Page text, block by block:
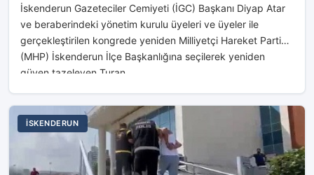
İskenderun Gazeteciler Cemiyeti (İGC) Başkanı Diyap Atar
ve beraberindeki yönetim kurulu üyeleri ve üyeler ile
gerçekleştirilen kongrede yeniden Milliyetçi Hareket Partisi
(MHP) İskenderun İlçe Başkanlığına seçilerek yeniden
güven tazeleyen Turan...
İSKENDERUN